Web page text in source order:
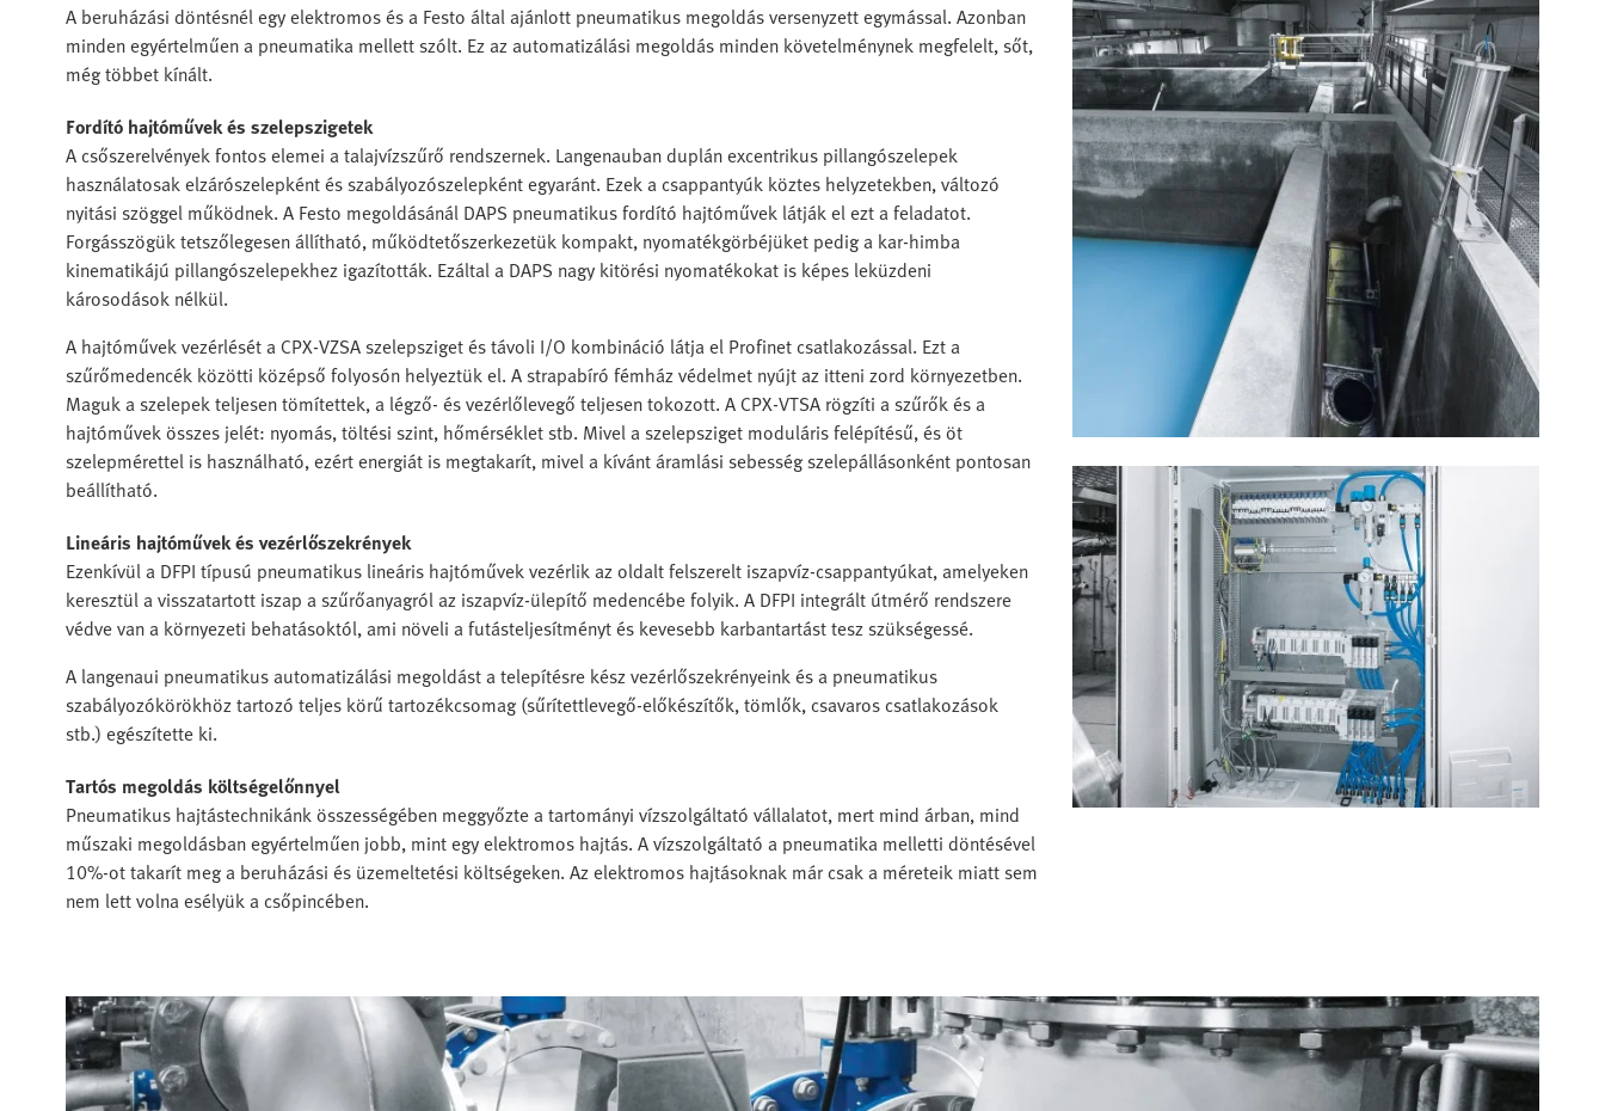
A beruházási döntésnél egy elektromos és a Festo által ajánlott pneumatikus megoldás versenyzett egymással. Azonban
minden egyértelműen a pneumatika mellett szólt. Ez az automatizálási megoldás minden követelménynek megfelelt, sőt,
még többet kínált.
Fordító hajtóművek és szelepszigetek
A csőszerelvények fontos elemei a talajvízszűrő rendszernek. Langenauban duplán excentrikus pillangószelepek
használatosak elzárószelepként és szabályozószelepként egyaránt. Ezek a csappantyúk köztes helyzetekben, változó
nyitási szöggel működnek. A Festo megoldásánál DAPS pneumatikus fordító hajtóművek látják el ezt a feladatot.
Forgásszögük tetszőlegesen állítható, működtetőszerkezetük kompakt, nyomatékgörbéjüket pedig a kar-himba
kinematikájú pillangószelepekhez igazították. Ezáltal a DAPS nagy kitörési nyomatékokat is képes leküzdeni
károsodások nélkül.
A hajtóművek vezérlését a CPX-VZSA szelepsziget és távoli I/O kombináció látja el Profinet csatlakozással. Ezt a
szűrőmedencék közötti középső folyosón helyeztük el. A strapabíró fémház védelmet nyújt az itteni zord környezetben.
Maguk a szelepek teljesen tömítettek, a légző- és vezérlőlevegő teljesen tokozott. A CPX-VTSA rögzíti a szűrők és a
hajtóművek összes jelét: nyomás, töltési szint, hőmérséklet stb. Mivel a szelepsziget moduláris felépítésű, és öt
szelepmérettel is használható, ezért energiát is megtakarít, mivel a kívánt áramlási sebesség szelepállásonként pontosan
beállítható.
Lineáris hajtóművek és vezérlőszekrények
Ezenkívül a DFPI típusú pneumatikus lineáris hajtóművek vezérlik az oldalt felszerelt iszapvíz-csappantyúkat, amelyeken
keresztül a visszatartott iszap a szűrőanyagról az iszapvíz-ülepítő medencébe folyik. A DFPI integrált útmérő rendszere
védve van a környezeti behatásoktól, ami növeli a futásteljesítményt és kevesebb karbantartást tesz szükségessé.
A langenaui pneumatikus automatizálási megoldást a telepítésre kész vezérlőszekrényeink és a pneumatikus
szabályozókörökhöz tartozó teljes körű tartozékcsomag (sűrítettlevegő-előkészítők, tömlők, csavaros csatlakozások
stb.) egészítette ki.
Tartós megoldás költségelőnnyel
Pneumatikus hajtástechnikánk összességében meggyőzte a tartományi vízszolgáltató vállalatot, mert mind árban, mind
műszaki megoldásban egyértelműen jobb, mint egy elektromos hajtás. A vízszolgáltató a pneumatika melletti döntésével
10%-ot takarít meg a beruházási és üzemeltetési költségeken. Az elektromos hajtásoknak már csak a méreteik miatt sem
nem lett volna esélyük a csőpincében.